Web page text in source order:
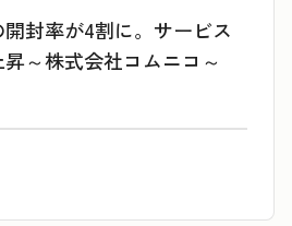
封率が4割に。サービス
～株式会社コムニコ～